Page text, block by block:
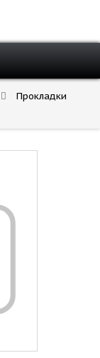
Прокладки